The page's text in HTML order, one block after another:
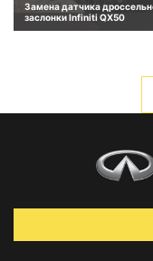
Замена датчика
заслонки Infiniti QX50